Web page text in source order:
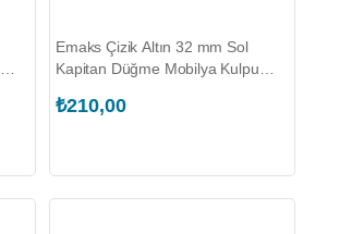
Emaks Çizik Altın 32 mm Sol
Kapitan Düğme Mobilya Kulpu
₺210,00